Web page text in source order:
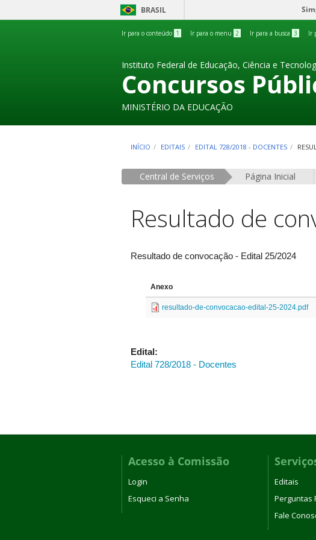
BRASIL
Ir para o conteúdo 1 Ir para o menu 2 Ir para a busca 3 Ir
Instituto Federal de Educação, Ciência e
Concursos
MINISTÉRIO DA EDUCAÇÃO
INÍCIO EDITAIS EDITAL 728/2018 - DOCENTES
Central de Serviços Página Inicial
Resultado de
Resultado de convocação - Edital 25/2024
Anexo
resultado-de-convocacao-edital-25-2024.pdf
Edital:
Edital 728/2018 - Docentes
Acesso à Comissão
Login
Esqueci a Senha
Editais
Perguntas
Fale